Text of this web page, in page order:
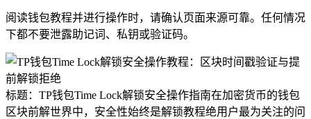
阅读钱包教程并进行操作时，请确认页面来源可靠。任何情况
下都不要泄露助记词、私钥或验证码。
标题：TP钱包Time Lock解锁安全操作指南在加密货币的钱包
区块前解世界中，安全性始终是解锁教程绝用户最为关注的问